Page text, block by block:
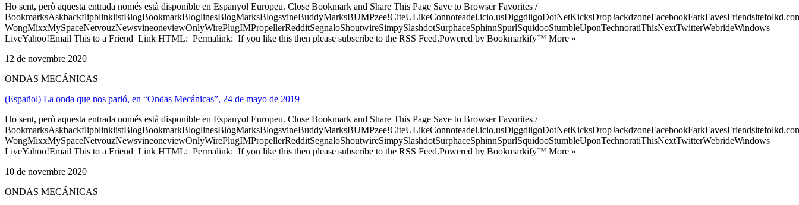
Ho sent, però aquesta entrada només està disponible en Espanyol Europeu. Close Bookmark and Share This Page Save to Browser Favorites /
WongMixxMySpaceNetvouzNewsvineoneviewOnlyWirePlugIMPropellerRedditSegnaloShoutwireSimpySlashdotSurphaceSphinnSpurlSquidooStumbleUponTechnoratiThisNextTwitterWebrideWindows
LiveYahoo!Email This to a Friend Link HTML: Permalink: If you like this then please subscribe to the RSS Feed.Powered by Bookmarkify™ More »
12 de novembre 2020
ONDAS MECÁNICAS
(Español) La onda que nos parió, en “Ondas Mecánicas”, 24 de mayo de 2019
Ho sent, però aquesta entrada només està disponible en Espanyol Europeu. Close Bookmark and Share This Page Save to Browser Favorites /
WongMixxMySpaceNetvouzNewsvineoneviewOnlyWirePlugIMPropellerRedditSegnaloShoutwireSimpySlashdotSurphaceSphinnSpurlSquidooStumbleUponTechnoratiThisNextTwitterWebrideWindows
LiveYahoo!Email This to a Friend Link HTML: Permalink: If you like this then please subscribe to the RSS Feed.Powered by Bookmarkify™ More »
10 de novembre 2020
ONDAS MECÁNICAS